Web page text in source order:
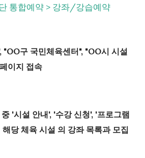
통합예약 > 강좌/강습예약
"OO구 국민체육센터", "OO시 시설
이지 접속
'시설 안내', '수강 신청', '프로그램
당 체육 시설 의 강좌 목록과 모집